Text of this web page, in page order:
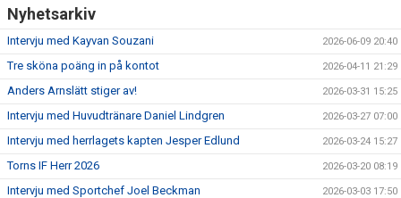
Nyhetsarkiv
Intervju med Kayvan Souzani 2026-06-09 20:40
Tre sköna poäng in på kontot 2026-04-11 21:29
Anders Arnslätt stiger av! 2026-03-31 15:25
Intervju med Huvudtränare Daniel Lindgren 2026-03-27 07:00
Intervju med herrlagets kapten Jesper Edlund 2026-03-24 15:27
Torns IF Herr 2026 2026-03-20 08:19
Intervju med Sportchef Joel Beckman 2026-03-03 17:50